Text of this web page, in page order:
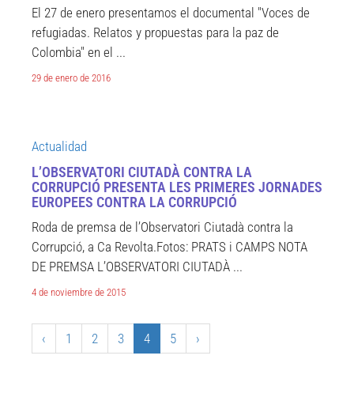
El 27 de enero presentamos el documental "Voces de
refugiadas. Relatos y propuestas para la paz de
Colombia" en el ...
29 de enero de 2016
Actualidad
L’OBSERVATORI CIUTADÀ CONTRA LA
CORRUPCIÓ PRESENTA LES PRIMERES JORNADES
EUROPEES CONTRA LA CORRUPCIÓ
Roda de premsa de l’Observatori Ciutadà contra la
Corrupció, a Ca Revolta.Fotos: PRATS i CAMPS NOTA
DE PREMSA L’OBSERVATORI CIUTADÀ ...
4 de noviembre de 2015
‹ 1 2 3 4 5 ›